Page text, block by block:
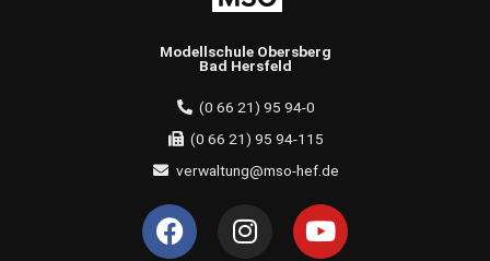
Modellschule Obersberg
Bad Hersfeld
(0 66 21) 95 94-0
(0 66 21) 95 94-115
verwaltung@mso-hef.de
F
a
I
n
Y
o